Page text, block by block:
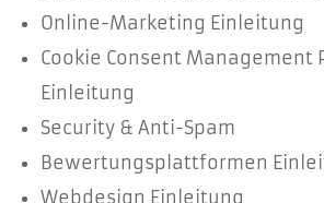
Online-Marketing Einleitung
Cookie Consent Management
Einleitung
Security & Anti-Spam
Bewertungsplattformen
Webdesign Einleitung